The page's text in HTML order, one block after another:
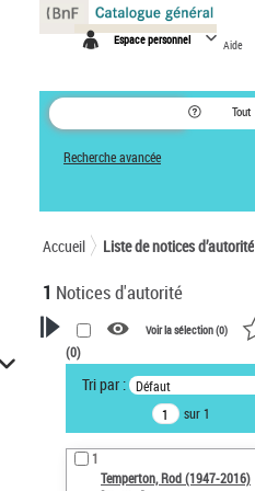
Espace personnel Aide
Tout
Recherche avancée
Accueil Liste de notices d’autorité
1 Notices d'autorité
VOTRE RECHERCHE
Recherche avancée dans les
notices d’autorité
Œuvres liées à l'auteur :
Temperton, Rod (1947-2016)
Voir la sélection (0)
(0)
Tri par : Défaut
sur 1
1
Temperton, Rod (1947-2016)
Panneau de gestion des cookies